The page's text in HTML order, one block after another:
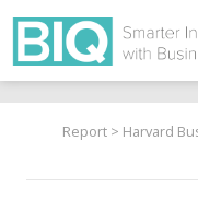
Report> Harvard